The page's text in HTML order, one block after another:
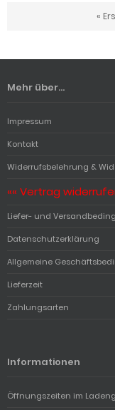
«
Mehr über...
Impressum
Kontakt
Widerrufsbelehrung &
«« Vertrag
Liefer- und
Datenschutzerklärung
Allgemeine
Lieferzeit
Zahlungsarten
Informationen
Öffnungszeiten im